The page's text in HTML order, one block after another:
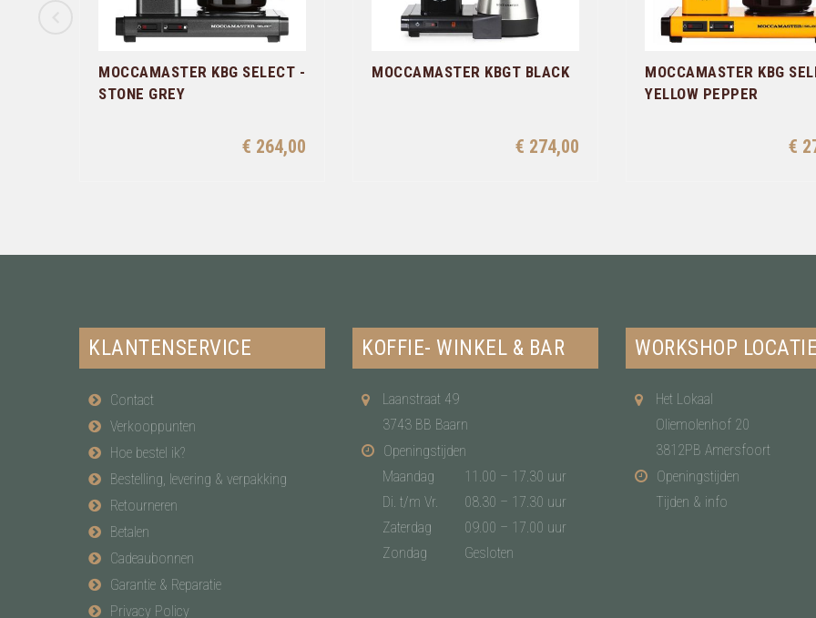
MOCCAMASTER KBG SELECT -
STONE GREY
€ 264,00
MOCCAMASTER KBGT BLACK
€ 274,00
MOCCAMASTER KBG
YELLOW PEPPER
€
KLANTENSERVICE
Contact
Verkooppunten
Hoe bestel ik?
Bestelling, levering & verpakking
Retourneren
Betalen
Cadeaubonnen
Garantie & Reparatie
Privacy Policy
KOFFIE- WINKEL & BAR
Laanstraat 49
3743 BB Baarn
Openingstijden
Maandag
11.00 – 17.30 uur
Di. t/m Vr.
08.30 – 17.30 uur
Zaterdag
09.00 – 17.00 uur
Zondag
Gesloten
WORKSHOP
Het Lokaal
Oliemolenhof 20
3812PB Amersfoort
Openingstijden
Tijden & info